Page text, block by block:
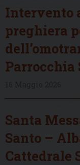
Intervento
preghiera
Parrocchia
Santa
Santo –
Cattedrale